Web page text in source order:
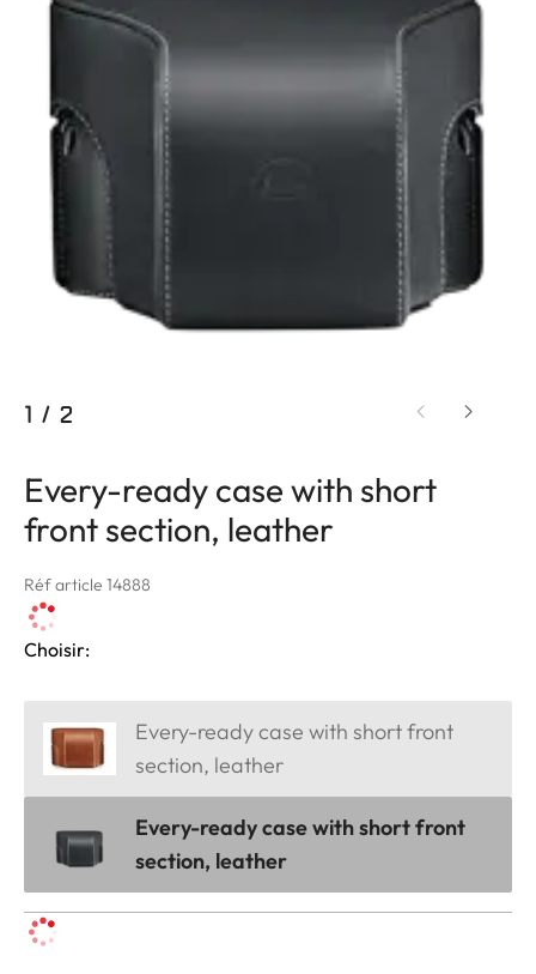
1 / 2
Every-ready case with short
front section, leather
Réf article 14888
Choisir:
Every-ready case with short front
section, leather
Every-ready case with short front
section, leather